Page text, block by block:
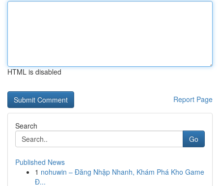
HTML is disabled
Report Page
Search
Go
Published News
1 nohuwin – Đăng Nhập Nhanh, Khám Phá Kho Game
Đ...